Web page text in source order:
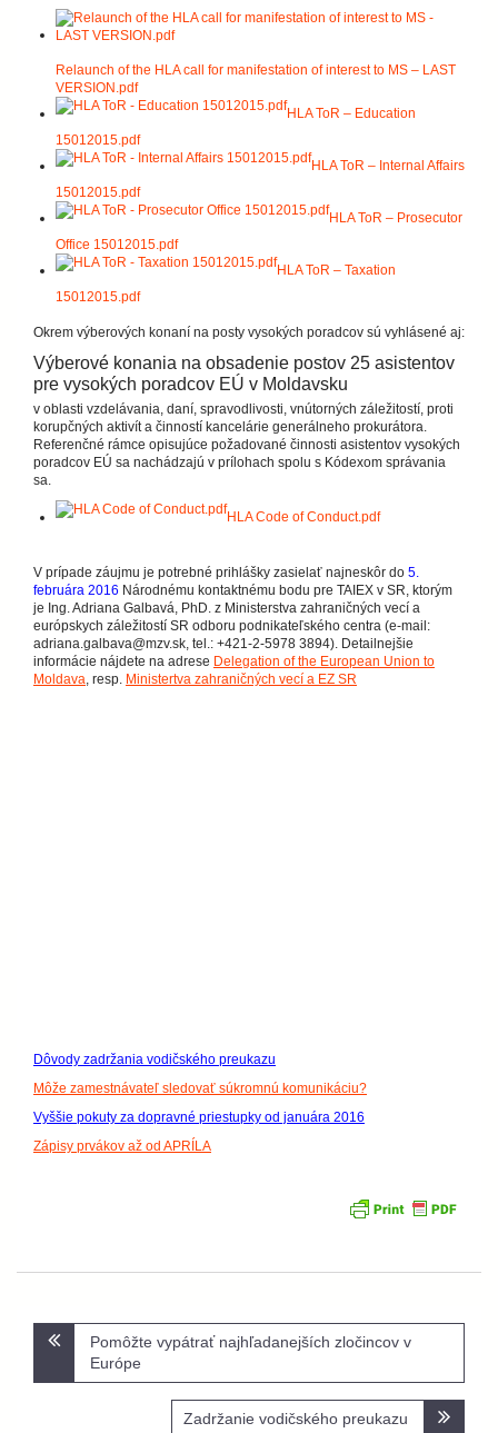
Relaunch of the HLA call for manifestation of interest to MS – LAST
VERSION.pdf
HLA ToR – Education
15012015.pdf
HLA ToR – Internal Affairs
15012015.pdf
HLA ToR – Prosecutor
Office 15012015.pdf
HLA ToR – Taxation
15012015.pdf
Okrem výberových konaní na posty vysokých poradcov sú vyhlásené aj:
Výberové konania na obsadenie postov 25 asistentov
pre vysokých poradcov EÚ v Moldavsku
v oblasti vzdelávania, daní, spravodlivosti, vnútorných záležitostí, proti
korupčných aktivít a činností kancelárie generálneho prokurátora.
Referenčné rámce opisujúce požadované činnosti asistentov vysokých
poradcov EÚ sa nachádzajú v prílohach spolu s Kódexom správania
sa.
HLA Code of Conduct.pdf
V prípade záujmu je potrebné prihlášky zasielať najneskôr do 5.
februára 2016 Národnému kontaktnému bodu pre TAIEX v SR, ktorým
je Ing. Adriana Galbavá, PhD. z Ministerstva zahraničných vecí a
európskych záležitostí SR odboru podnikateľského centra (e-mail:
adriana.galbava@mzv.sk, tel.: +421-2-5978 3894). Detailnejšie
informácie nájdete na adrese Delegation of the European Union to
Moldava, resp. Ministertva zahraničných vecí a EZ SR
Dôvody zadržania vodičského preukazu
Môže zamestnávateľ sledovať súkromnú komunikáciu?
Vyššie pokuty za dopravné priestupky od januára 2016
Zápisy prvákov až od APRÍLA
NavigáciaPomôžte vypátrať najhľadanejších zločincov v
Európe
Zadržanie vodičského preukazu